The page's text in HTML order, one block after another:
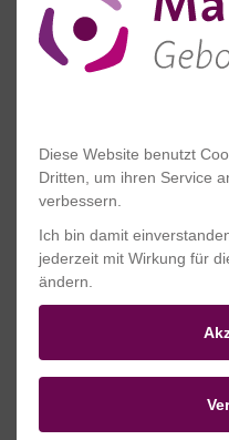
Hauswirtschaft für die
Wohn- und
In unserer Einrichtung
auf stetige
Diese besuchen
ihren entsprechenden
Fit für die
Diese Website benutzt
Dritten, um ihren Service
verbessern.
Ich bin damit
jederzeit mit Wirkung für
ändern.